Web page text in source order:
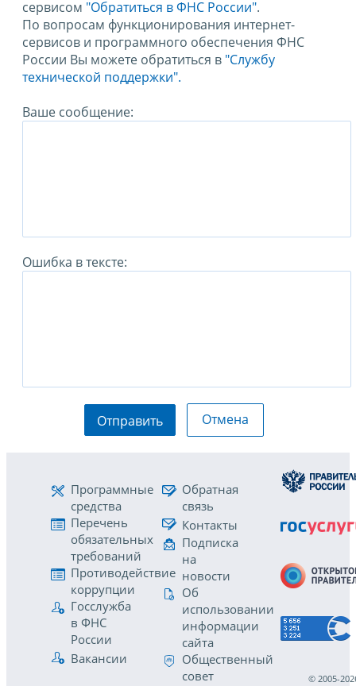
сервисом "Обратиться в ФНС России".
По вопросам функционирования интернет-
сервисов и программного обеспечения ФНС
России Вы можете обратиться в "Службу
технической поддержки".
Ваше сообщение:
Ошибка в тексте:
Отправить Отмена
Программные
средства
Перечень
обязательных
требований
Противодействие
коррупции
Госслужба
в ФНС
России
Вакансии
Обратная
связь
Контакты
Подписка
на
новости
Об
использовании
информации
сайта
Общественный
совет
© 2005-